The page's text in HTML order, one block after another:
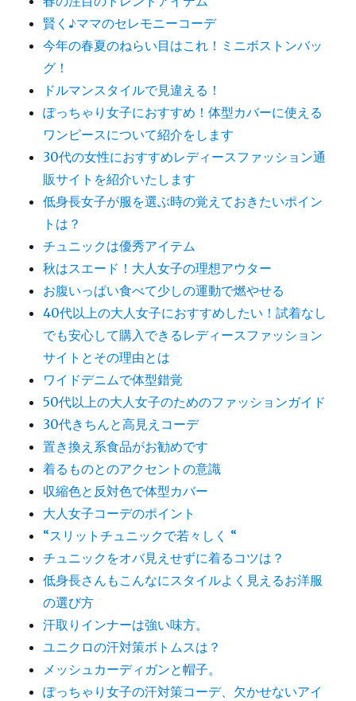
賢く♪ママのセレモニーコーデ
今年の春夏のねらい目はこれ！ミニボストンバッ
グ！
ドルマンスタイルで見違える！
ぽっちゃり女子におすすめ！体型カバーに使える
ワンピースについて紹介をします
30代の女性におすすめレディースファッション通
販サイトを紹介いたします
低身長女子が服を選ぶ時の覚えておきたいポイン
トは？
チュニックは優秀アイテム
秋はスエード！大人女子の理想アウター
お腹いっぱい食べて少しの運動で燃やせる
40代以上の大人女子におすすめしたい！試着なし
でも安心して購入できるレディースファッション
サイトとその理由とは
ワイドデニムで体型錯覚
50代以上の大人女子のためのファッションガイド
30代きちんと高見えコーデ
置き換え系食品がお勧めです
着るものとのアクセントの意識
収縮色と反対色で体型カバー
大人女子コーデのポイント
“スリットチュニックで若々しく “
チュニックをオバ見えせずに着るコツは？
低身長さんもこんなにスタイルよく見えるお洋服
の選び方
汗取りインナーは強い味方。
ユニクロの汗対策ボトムスは？
メッシュカーディガンと帽子。
ぽっちゃり女子の汗対策コーデ、欠かせないアイ